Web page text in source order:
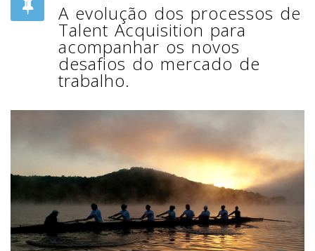
A evolução dos processos de
Talent Acquisition para
acompanhar os novos
desafios do mercado de
trabalho.